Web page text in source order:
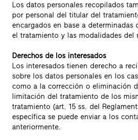
Los datos personales recopilados
por personal del titular del
encargados en base a determinadas
el tratamiento y las modalidades del
Derechos de los interesados
Los interesados tienen derecho a
sobre los datos personales en los
como a la corrección o eliminación
limitación del tratamiento de los
tratamiento (art. 15 ss. del
específica se puede enviar a los
anteriormente.